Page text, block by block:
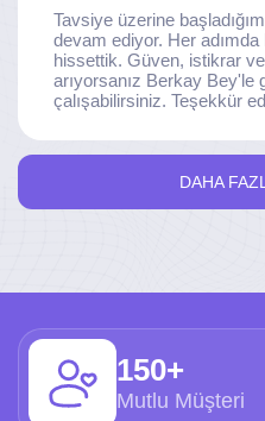
Tavsiye üzerine
devam ediyor. Her
hissettik. Güven, istikrar
arıyorsanız Berkay Bey'le
çalışabilirsiniz. Teşekkür
DAHA
150+
Mutlu Müşteri